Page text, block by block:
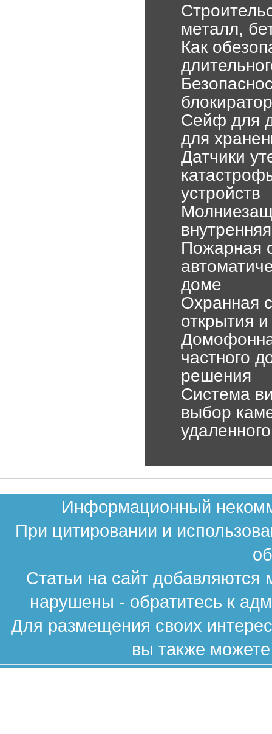
металл,
Как
Сейф для
для
Датчики
устройств
Пожарная
доме
Охранная
открытия
частного
решения
Система
выбор
Информационный
При цитировании и
Статьи на сайт
нарушены - обратитесь к
Для размещения своих
вы также